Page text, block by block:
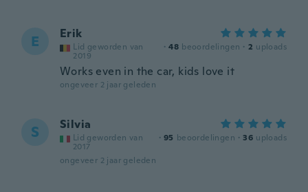
E Erik
Lid geworden van
2019
· 48 beoordelingen · 2 uploads
Works even in the car, kids love it
ongeveer 2 jaar geleden
S Silvia
Lid geworden van
2017
· 95 beoordelingen · 36 uploads
ongeveer 2 jaar geleden